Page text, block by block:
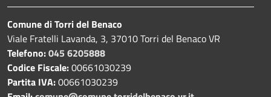
Comune di Torri del Benaco
Viale Fratelli Lavanda, 3, 37010 Torri del Benaco VR
Telefono:045 6205888
Codice Fiscale:00661030239
Partita IVA:00661030239